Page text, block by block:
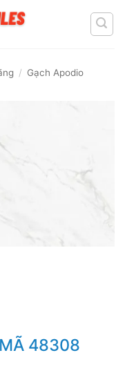
/ Gạch Apodio
48308